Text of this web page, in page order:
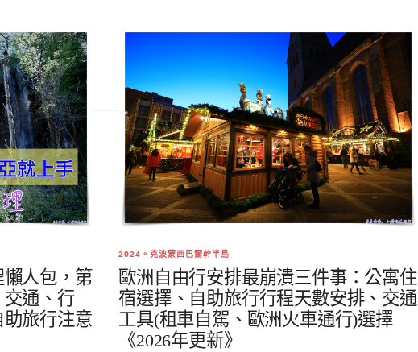
人包，第
通、行
旅行注意
2024。克波蒙西巴爾幹半島
歐洲自由行安排最崩潰三件事：公寓住
宿選擇、自助旅行行程天數安排、交通
工具(租車自駕、歐洲火車通行)選擇
《2026年更新》